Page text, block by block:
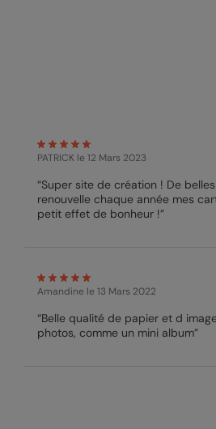
PATRICK le 12 Mars 2023
“Super site de création ! De
renouvelle chaque année mes
petit effet de bonheur !”
Amandine le 13 Mars 2022
“Belle qualité de papier et d
photos, comme un mini album”